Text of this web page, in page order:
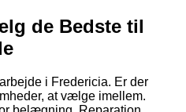
de Bedste til
i Fredericia. Er der
at vælge imellem.